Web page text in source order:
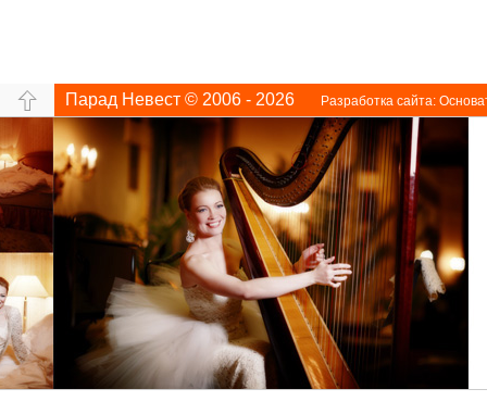
Парад Невест © 2006 - 2026 Разработка сайта: